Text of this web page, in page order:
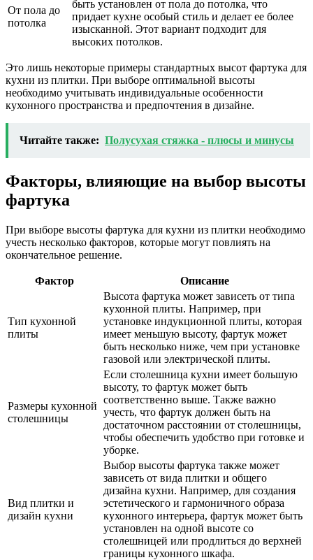
От пола до
потолка
быть установлен от пола до потолка, что
придает кухне особый стиль и делает ее более
изысканной. Этот вариант подходит для
высоких потолков.
Это лишь некоторые примеры стандартных высот фартука для
кухни из плитки. При выборе оптимальной высоты
необходимо учитывать индивидуальные особенности
кухонного пространства и предпочтения в дизайне.
Читайте также: Полусухая стяжка - плюсы и минусы
Факторы, влияющие на выбор высоты
фартука
При выборе высоты фартука для кухни из плитки необходимо
учесть несколько факторов, которые могут повлиять на
окончательное решение.
Фактор Описание
Тип кухонной
плиты
Высота фартука может зависеть от типа
кухонной плиты. Например, при
установке индукционной плиты, которая
имеет меньшую высоту, фартук может
быть несколько ниже, чем при установке
газовой или электрической плиты.
Размеры кухонной
столешницы
Если столешница кухни имеет большую
высоту, то фартук может быть
соответственно выше. Также важно
учесть, что фартук должен быть на
достаточном расстоянии от столешницы,
чтобы обеспечить удобство при готовке и
уборке.
Вид плитки и
дизайн кухни
Выбор высоты фартука также может
зависеть от вида плитки и общего
дизайна кухни. Например, для создания
эстетического и гармоничного образа
кухонного интерьера, фартук может быть
установлен на одной высоте со
столешницей или продлиться до верхней
границы кухонного шкафа.